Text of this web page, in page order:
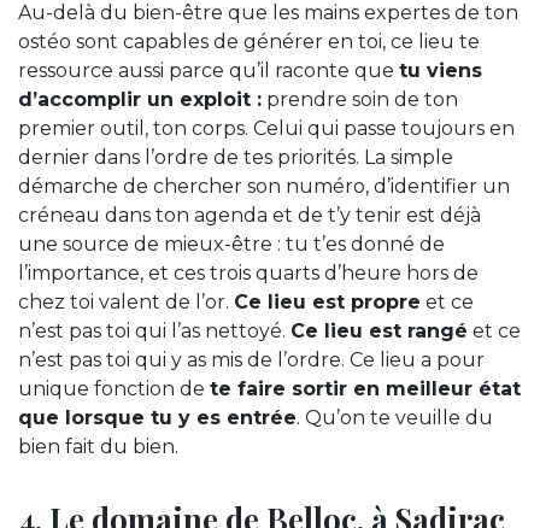
Au-delà du bien-être que les mains expertes de ton
ostéo sont capables de générer en toi, ce lieu te
ressource aussi parce qu’il raconte que tu viens
d’accomplir un exploit : prendre soin de ton
premier outil, ton corps. Celui qui passe toujours en
dernier dans l’ordre de tes priorités. La simple
démarche de chercher son numéro, d’identifier un
créneau dans ton agenda et de t’y tenir est déjà
une source de mieux-être : tu t’es donné de
l’importance, et ces trois quarts d’heure hors de
chez toi valent de l’or. Ce lieu est propre et ce
n’est pas toi qui l’as nettoyé. Ce lieu est rangé et ce
n’est pas toi qui y as mis de l’ordre. Ce lieu a pour
unique fonction de te faire sortir en meilleur état
que lorsque tu y es entrée. Qu’on te veuille du
bien fait du bien.
4. Le domaine de Belloc, à Sadirac